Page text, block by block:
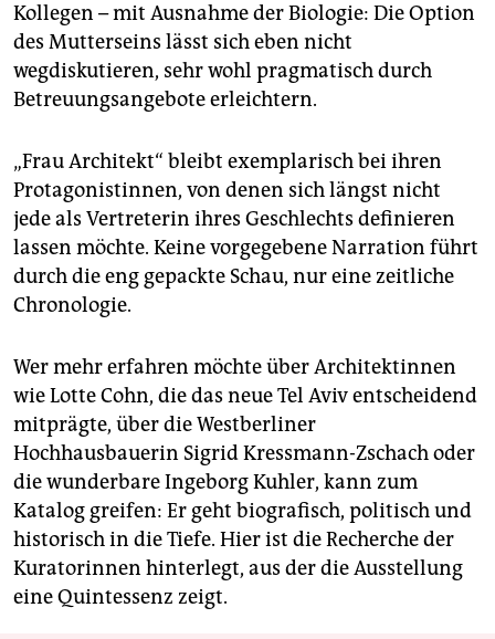
Kollegen – mit Ausnahme der Biologie: Die Option
des Mutterseins lässt sich eben nicht
wegdiskutieren, sehr wohl pragmatisch durch
Betreuungsangebote erleichtern.
„Frau Architekt“ bleibt exemplarisch bei ihren
Protagonistinnen, von denen sich längst nicht
jede als Vertreterin ihres Geschlechts definieren
lassen möchte. Keine vorgegebene Narration führt
durch die eng gepackte Schau, nur eine zeitliche
Chronologie.
Wer mehr erfahren möchte über Architektinnen
wie Lotte Cohn, die das neue Tel Aviv entscheidend
mitprägte, über die Westberliner
Hochhausbauerin Sigrid Kressmann-Zschach oder
die wunderbare Ingeborg Kuhler, kann zum
Katalog greifen: Er geht biografisch, politisch und
historisch in die Tiefe. Hier ist die Recherche der
Kuratorinnen hinterlegt, aus der die Ausstellung
eine Quintessenz zeigt.